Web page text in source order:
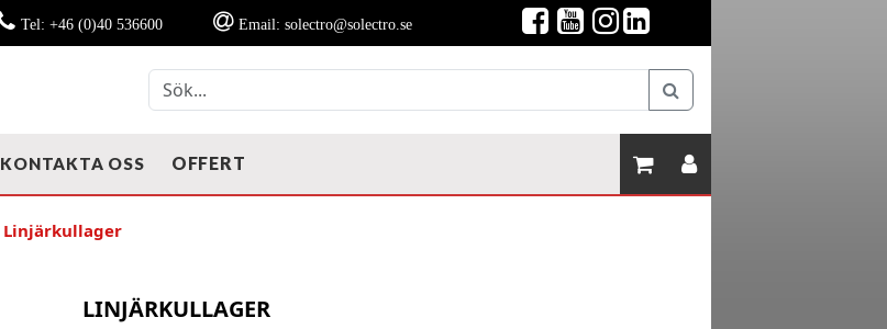
Tel: +46 (0)40 536600 Email: solectro@solectro.se
KONTAKTA OSS OFFERT
Linjärkullager
LINJÄRKULLAGER